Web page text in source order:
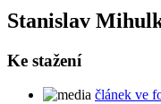
Stanislav
Ke stažení
článek ve